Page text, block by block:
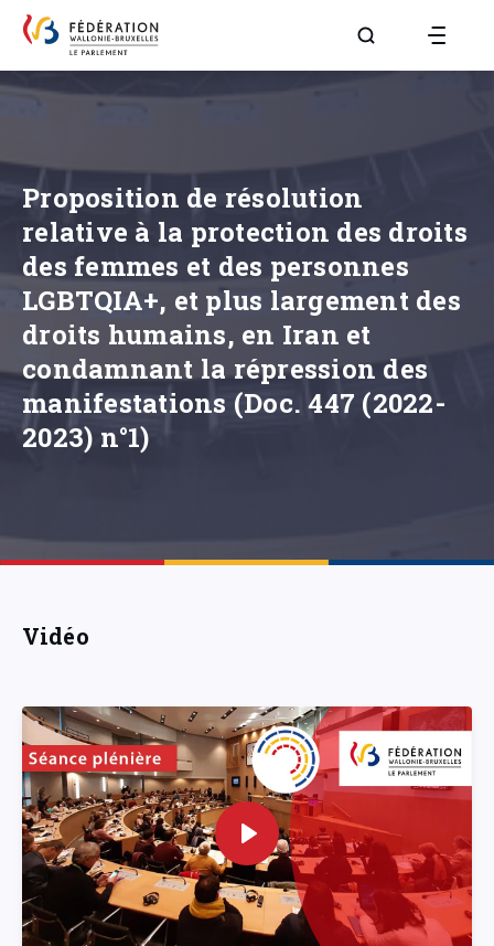
Aller à la page
Proposition de résolution
relative à la protection des droits
des femmes et des personnes
LGBTQIA+, et plus largement des
droits humains, en Iran et
condamnant la répression des
manifestations (Doc. 447 (2022-
2023) n°1)
Vidéo